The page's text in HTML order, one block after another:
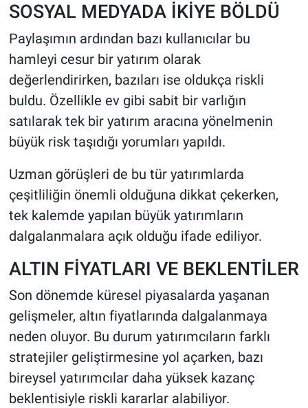
SOSYAL MEDYADA İKİYE BÖLDÜ
Paylaşımın ardından bazı kullanıcılar bu
hamleyi cesur bir yatırım olarak
değerlendirirken, bazıları ise oldukça riskli
buldu. Özellikle ev gibi sabit bir varlığın
satılarak tek bir yatırım aracına yönelmenin
büyük risk taşıdığı yorumları yapıldı.
Uzman görüşleri de bu tür yatırımlarda
çeşitliliğin önemli olduğuna dikkat çekerken,
tek kalemde yapılan büyük yatırımların
dalgalanmalara açık olduğu ifade ediliyor.
ALTIN FİYATLARI VE BEKLENTİLER
Son dönemde küresel piyasalarda yaşanan
gelişmeler, altın fiyatlarında dalgalanmaya
neden oluyor. Bu durum yatırımcıların farklı
stratejiler geliştirmesine yol açarken, bazı
bireysel yatırımcılar daha yüksek kazanç
beklentisiyle riskli kararlar alabiliyor.